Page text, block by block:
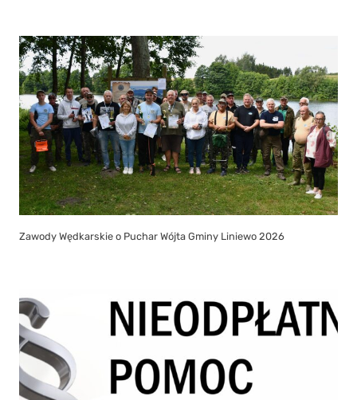
Zawody Wędkarskie o Puchar Wójta Gminy Liniewo 2026